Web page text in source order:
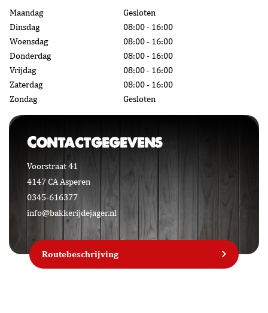
Maandag
Gesloten
Dinsdag
08:00 - 16:00
Woensdag
08:00 - 16:00
Donderdag
08:00 - 16:00
Vrijdag
08:00 - 16:00
Zaterdag
08:00 - 16:00
Zondag
Gesloten
Contactgegevens
Voorstraat 41
4147 CA Asperen
0345-616377
info@bakkerijdejager.nl
Routebeschrijving